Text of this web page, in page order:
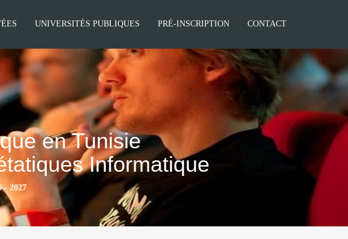
UNIVERSITÉS PUBLIQUES PRÉ-INSCRIPTION CONTACT
en Tunisie
Informatique
- 2027